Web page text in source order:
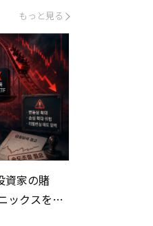
もっと見る
資家の賭
ックスを巡